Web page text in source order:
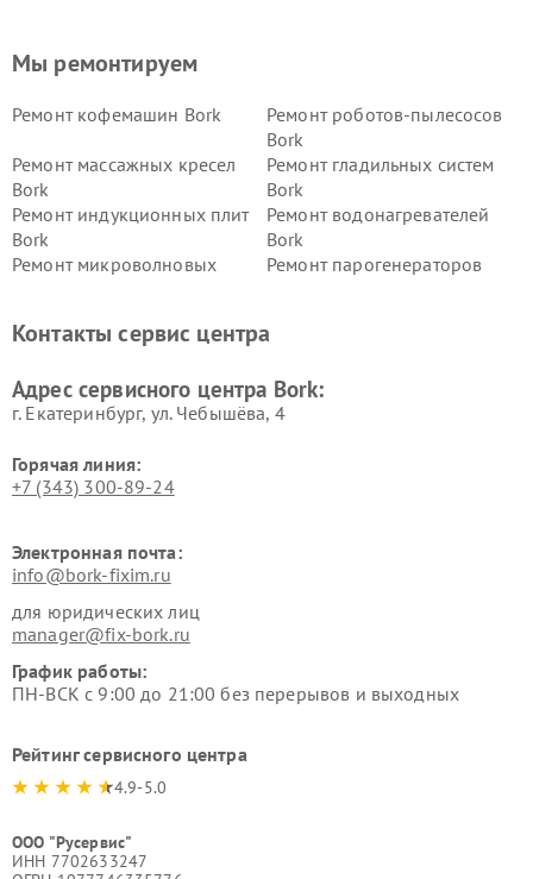
Мы ремонтируем
Ремонт кофемашин Bork
Ремонт роботов-пылесосов
Bork
Ремонт массажных кресел
Bork
Ремонт гладильных систем
Bork
Ремонт индукционных плит
Bork
Ремонт водонагревателей
Bork
Ремонт микроволновых
Ремонт парогенераторов
воздуха Bork
Bork
Bork
Контакты сервис центра
Адрес сервисного центра Bork:
г. Екатеринбург, ул. Чебышёва, 4
Горячая линия:
+7 (343) 300-89-24
Электронная почта:
info@bork-fixim.ru
для юридических лиц
manager@fix-bork.ru
График работы:
ПН-ВСК с 9:00 до 21:00 без перерывов и выходных
Рейтинг сервисного центра
4.9-5.0
ООО "Русервис"
ИНН 7702633247